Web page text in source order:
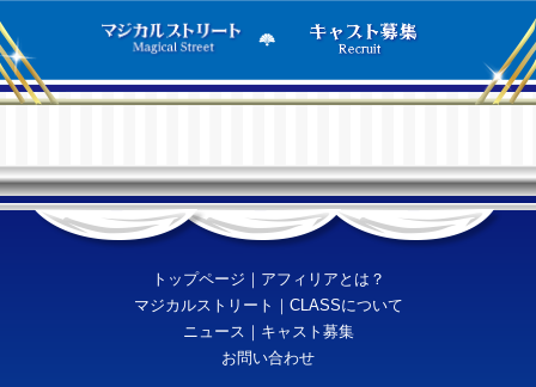
トップページ ｜ アフィリアとは？
マジカルストリート ｜ CLASSについて
ニュース ｜ キャスト募集
お問い合わせ